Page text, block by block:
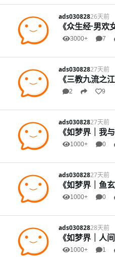
ads03082826天前
《众生经·男欢
3000+ 7
ads03082827天前
《三教九流之
2 9
ads03082827天前
《如梦界｜我
1000+ 0
ads03082827天前
《如梦界｜鱼
1000+ 0
ads03082828天前
《如梦界｜人
1000+ 1